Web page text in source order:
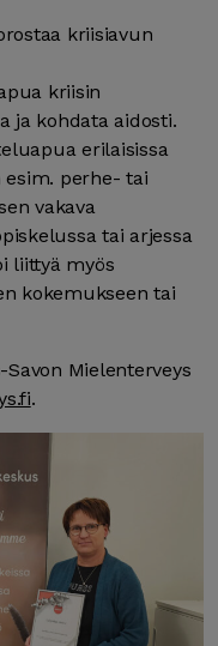
kriisiavun
kriisin
ja kohdata aidosti.
erilaisissa
esim. perhe- tai
vakava
tai arjessa
liittyä myös
kokemukseen tai
Mielenterveys
.